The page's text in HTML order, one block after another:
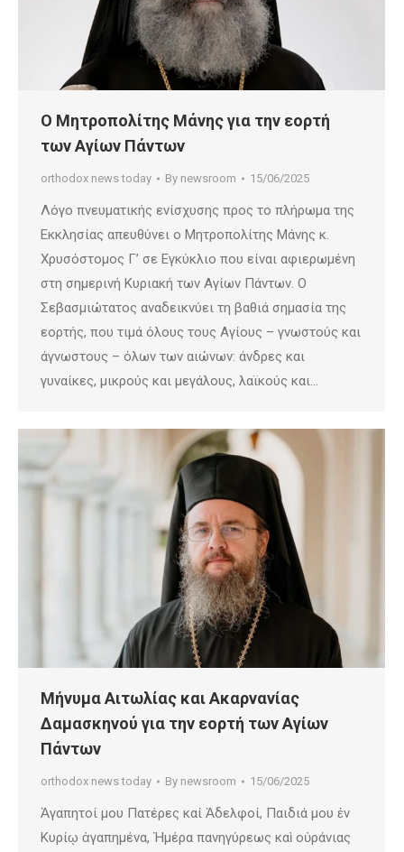
Ο Μητροπολίτης Μάνης για την εορτή
των Αγίων Πάντων
orthodox news today By newsroom 15/06/2025
Λόγο πνευματικής ενίσχυσης προς το πλήρωμα της
Εκκλησίας απευθύνει ο Μητροπολίτης Μάνης κ.
Χρυσόστομος Γ’ σε Εγκύκλιο που είναι αφιερωμένη
στη σημερινή Κυριακή των Αγίων Πάντων. Ο
Σεβασμιώτατος αναδεικνύει τη βαθιά σημασία της
εορτής, που τιμά όλους τους Αγίους – γνωστούς και
άγνωστους – όλων των αιώνων: άνδρες και
γυναίκες, μικρούς και μεγάλους, λαϊκούς και…
Μήνυμα Αιτωλίας και Ακαρνανίας
Δαμασκηνού για την εορτή των Αγίων
Πάντων
orthodox news today By newsroom 15/06/2025
Ἀγαπητοί μου Πατέρες καί Ἀδελφοί, Παιδιά μου ἐν
Κυρίῳ ἀγαπημένα, Ἡμέρα πανηγύρεως καὶ οὐράνιας